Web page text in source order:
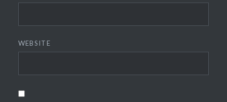
WEBSITE